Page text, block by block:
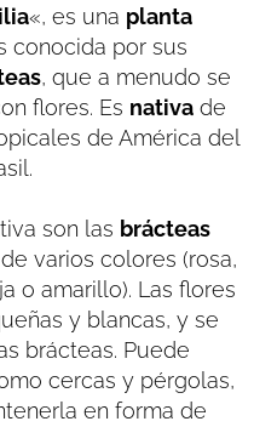
«, es una planta
conocida por sus
, que a menudo se
flores. Es nativa de
de América del
son las brácteas
varios colores (rosa,
o amarillo). Las flores
y blancas, y se
brácteas. Puede
cercas y pérgolas,
en forma de